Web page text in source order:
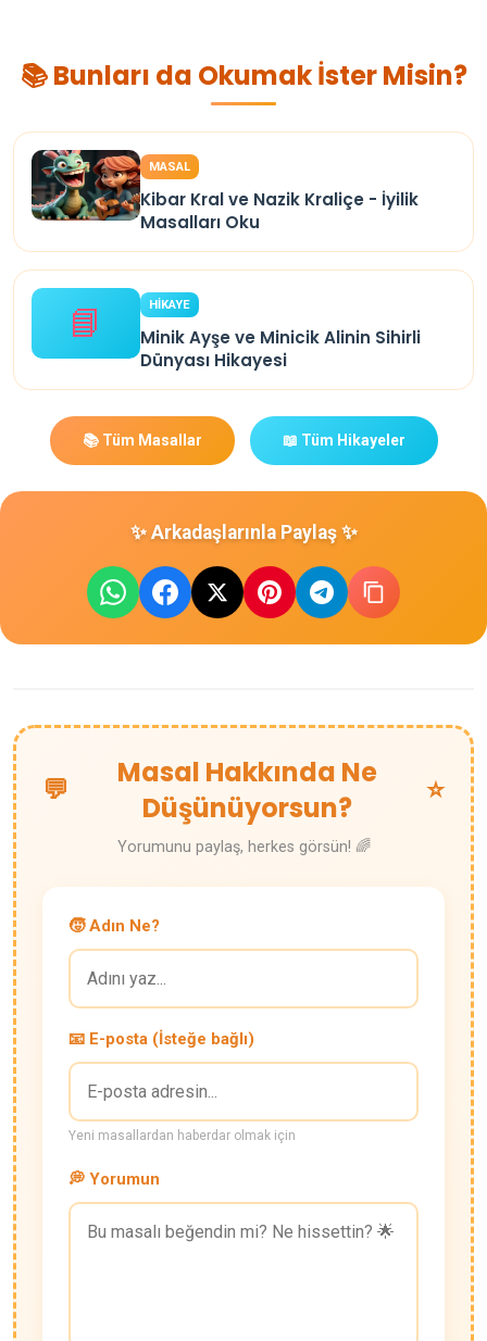
📚 Bunları da Okumak İster Misin?
MASAL
Kibar Kral ve Nazik Kraliçe - İyilik
Masalları Oku
📘 HİKAYE
Minik Ayşe ve Minicik Alinin Sihirli
Dünyası Hikayesi
📚 Tüm Masallar 📖 Tüm Hikayeler
✨ Arkadaşlarınla Paylaş ✨
💬
Masal Hakkında Ne
Düşünüyorsun?
⭐
Yorumunu paylaş, herkes görsün! 🌈
🧒 Adın Ne?
📧 E-posta (İsteğe bağlı)
Yeni masallardan haberdar olmak için
💭 Yorumun